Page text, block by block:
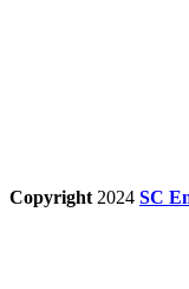
Copyright 2024 SC